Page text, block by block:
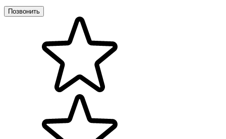
Позвонить